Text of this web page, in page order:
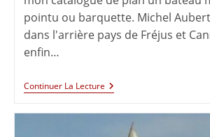
pointu ou barquette. Michel
dans l'arrière pays de Fréjus et
enfin…
Continuer La Lecture